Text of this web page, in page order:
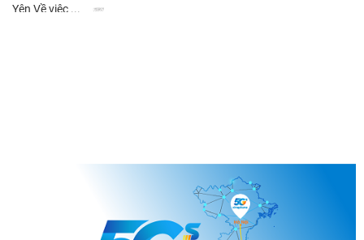
Yên Về việc ...